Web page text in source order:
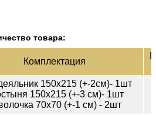
товара:
Ком­плек­тация
150х215 (+-2см)- 1шт
150х215 (+-3 см)- 1шт
70х70 (+-1 см) - 2шт